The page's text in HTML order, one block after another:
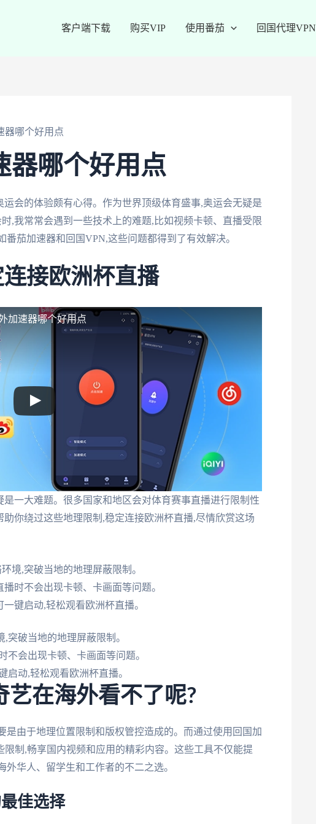
客户端下载 购买VIP 使用番茄 回国代理VPN
器哪个好用点
器哪个好用点
会的体验颇有心得。作为世界顶级体育盛事,奥运会无疑是
,我常常会遇到一些技术上的难题,比如视频卡顿、直播受限
茄加速器和回国VPN,这些问题都得到了有效解决。
接欧洲杯直播
加速器哪个好用点
一大难题。很多国家和地区会对体育赛事直播进行限制性
你绕过这些地理限制,稳定连接欧洲杯直播,尽情欣赏这场
境,突破当地的地理屏蔽限制。
时不会出现卡顿、卡画面等问题。
键启动,轻松观看欧洲杯直播。
突破当地的地理屏蔽限制。
不会出现卡顿、卡画面等问题。
启动,轻松观看欧洲杯直播。
艺在海外看不了呢?
是由于地理位置限制和版权管控造成的。而通过使用回国加
制,畅享国内视频和应用的精彩内容。这些工具不仅能提
华人、留学生和工作者的不二之选。
佳选择